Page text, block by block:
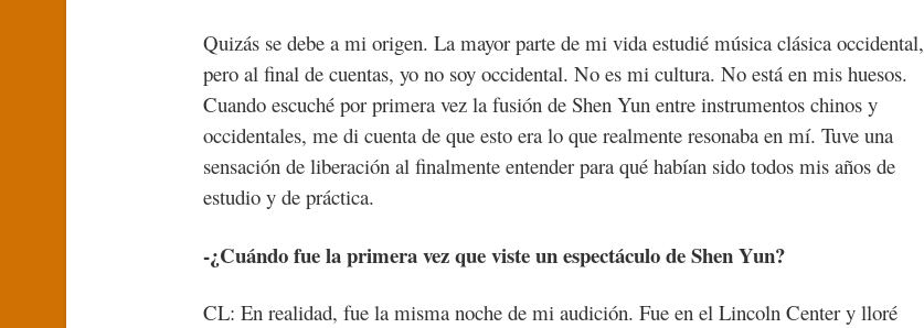
Quizás se debe a mi origen. La mayor parte de mi vida estudié música clásica occidental,
pero al final de cuentas, yo no soy occidental. No es mi cultura. No está en mis huesos.
Cuando escuché por primera vez la fusión de Shen Yun entre instrumentos chinos y
occidentales, me di cuenta de que esto era lo que realmente resonaba en mí. Tuve una
sensación de liberación al finalmente entender para qué habían sido todos mis años de
estudio y de práctica.
-¿Cuándo fue la primera vez que viste un espectáculo de Shen Yun?
CL: En realidad, fue la misma noche de mi audición. Fue en el Lincoln Center y lloré